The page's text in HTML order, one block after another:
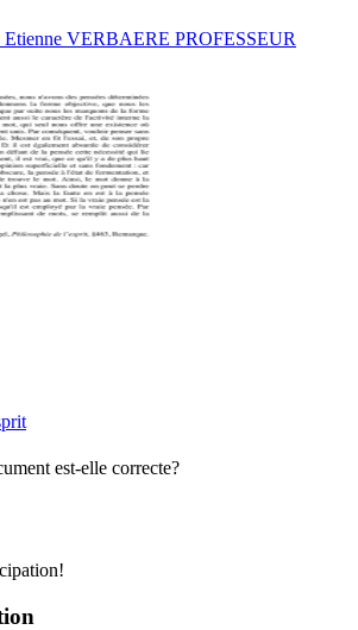
Etienne VERBAERE PROFESSEUR
est-elle correcte?